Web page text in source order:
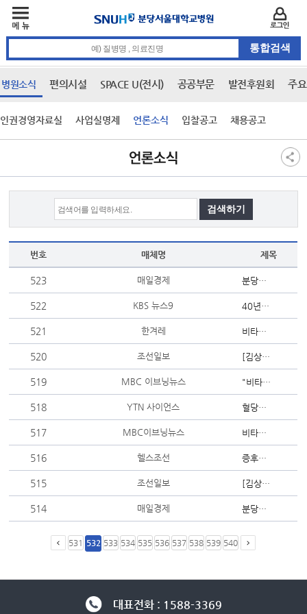
병원소식 편의시설 SPACE U(전시) 공공부문 발전후원회 주
인권경영자료실 사업실명제 언론소식 입찰공고 채용공고
언론소식
번호 매체명 제목
523 매일경제 분당서울대병원, 로봇수술 2000회 성공
522 KBS 뉴스9 40년간 노출된 폐…'간접흡연'도 치명적
521 한겨레 비타민D 부족땐 치매·인지장애 위험 갑절
520 조선일보 [김상윤 교수의 뇌 이야기] 타이거 우즈의 '입스(yips)'는 뇌 신경 장애
519 MBC 이브닝뉴스 "비타민D 부족한 노인, 치매 빨리 온다"…섭취 어떻게?
518 YTN 사이언스 혈당량에 자동 반응…스마트 인슐린 개발
517 MBC이브닝뉴스 비타민D 부족한 노인, 치매 빨리 온다'…섭취 어떻게?
516 헬스조선 증후군 올바로 이해하기
515 조선일보 [김상윤 교수의 뇌 이야기] "매일 찾아오는 저 사람, 우리 딸 옷을 입었네"
514 매일경제 분당서울대병원, 유방재건술 부작용없이 한다
531 532 533 534 535 536 537 538 539 540
대표전화 : 1588-3369